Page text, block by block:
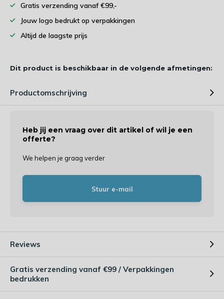
Gratis verzending vanaf €99,-
Jouw logo bedrukt op verpakkingen
Altijd de laagste prijs
Dit product is beschikbaar in de volgende afmetingen:
Productomschrijving
Heb jij een vraag over dit artikel of wil je een
offerte?
We helpen je graag verder
Stuur e-mail
Reviews
Gratis verzending vanaf €99 / Verpakkingen
bedrukken